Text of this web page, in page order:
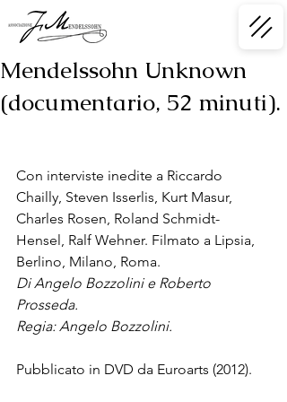
Mendelssohn Unknown
(documentario, 52 minuti).
Con interviste inedite a Riccardo
Chailly, Steven Isserlis, Kurt Masur,
Charles Rosen, Roland Schmidt-
Hensel, Ralf Wehner. Filmato a Lipsia,
Berlino, Milano, Roma.
Di Angelo Bozzolini e Roberto
Prosseda.
Regia: Angelo Bozzolini.
Pubblicato in DVD da Euroarts (2012).